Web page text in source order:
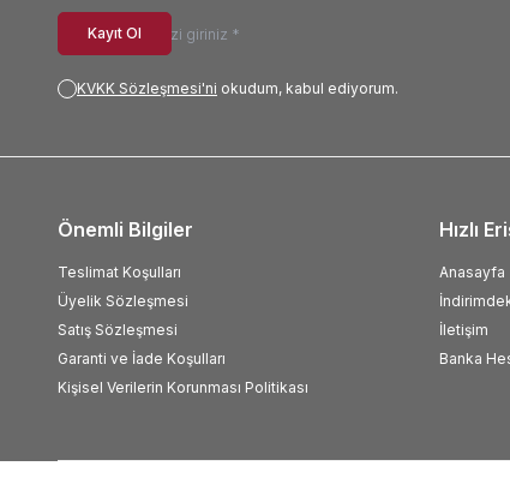
Kayıt Ol
KVKK Sözleşmesi'ni okudum, kabul ediyorum.
Önemli Bilgiler
Teslimat Koşulları
Üyelik Sözleşmesi
Satış Sözleşmesi
Garanti ve İade Koşulları
Kişisel Verilerin Korunması Politikası
Hızlı
Anasayfa
İletişim
Banka